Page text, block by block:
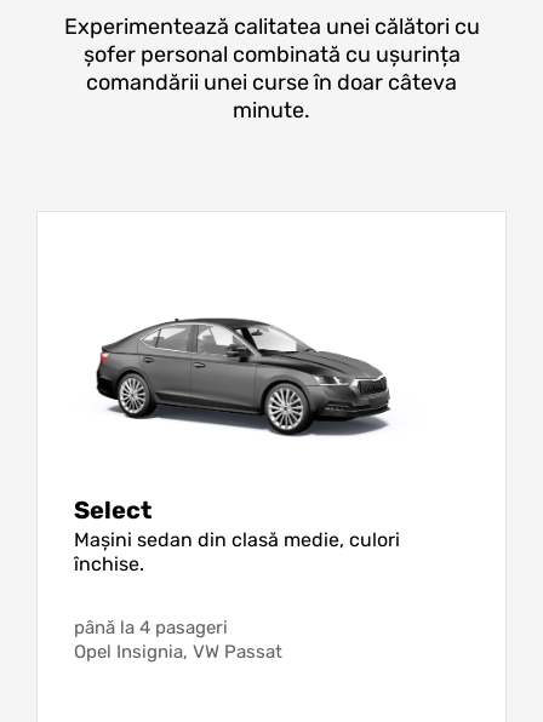
Experimentează calitatea unei călători cu
șofer personal combinată cu ușurința
comandării unei curse în doar câteva
minute.
Select
Mașini sedan din clasă medie, culori
închise.
până la 4 pasageri
Opel Insignia, VW Passat